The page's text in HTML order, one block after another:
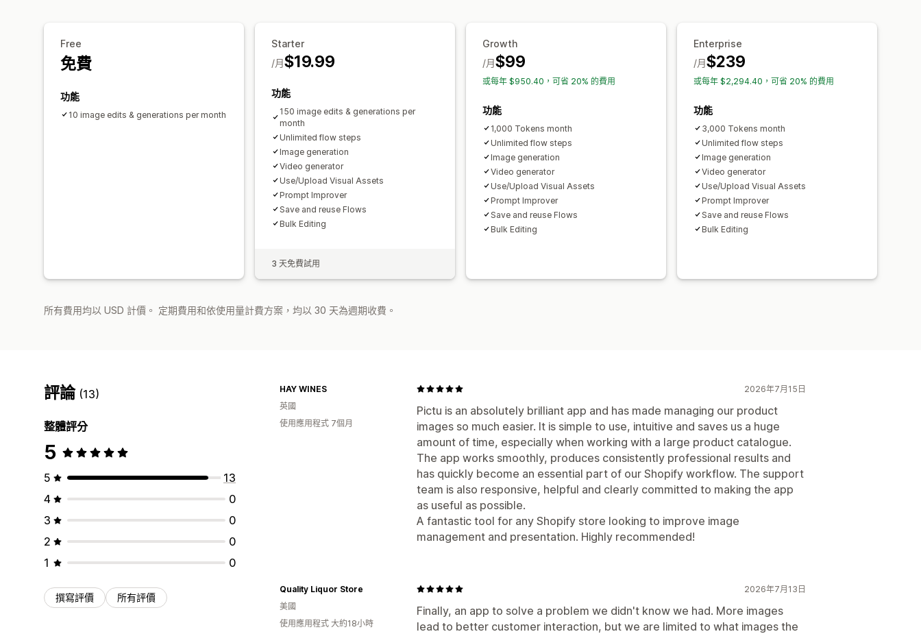
Free
免費
功能
10 image edits & generations per month
Starter
$19.99
/月
功能
150 image edits & generations per
month
Unlimited flow steps
Image generation
Video generator
Use/Upload Visual Assets
Prompt Improver
Save and reuse Flows
Bulk Editing
3 天免費試用
Growth
$99
/月
或每年 $950.40，可省 20% 的費用
功能
1,000 Tokens month
Unlimited flow steps
Image generation
Video generator
Use/Upload Visual Assets
Prompt Improver
Save and reuse Flows
Bulk Editing
Enterprise
$239
/月
或每年 $2,294.40，可省 20% 的費用
功能
3,000 Tokens month
Unlimited flow steps
Image generation
Video generator
Use/Upload Visual Assets
Prompt Improver
Save and reuse Flows
Bulk Editing
所有費用均以 USD 計價。 定期費用和依使用量計費方案，均以 30 天為週期收費。
評論 (13)
整體評分
5
5
13
4
0
3
0
2
0
1
0
撰寫評價 所有評價
2026年7月15日
Pictu is an absolutely brilliant app and has made managing our product
images so much easier. It is simple to use, intuitive and saves us a huge
amount of time, especially when working with a large product catalogue.
The app works smoothly, produces consistently professional results and
has quickly become an essential part of our Shopify workflow. The support
team is also responsive, helpful and clearly committed to making the app
as useful as possible.
A fantastic tool for any Shopify store looking to improve image
management and presentation. Highly recommended!
HAY WINES
英國
使用應用程式 7個月
2026年7月13日
Finally, an app to solve a problem we didn't know we had. More images
lead to better customer interaction, but we are limited to what images the
Quality Liquor Store
美國
使用應用程式 大約18小時